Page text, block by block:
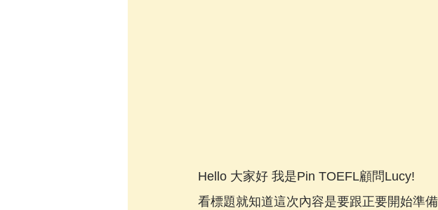
Hello 大家好 我是Pin TOEFL顧問Lucy!
看標題就知道這次內容是要跟正要開始準